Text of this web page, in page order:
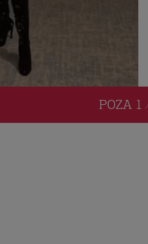
POZA 1